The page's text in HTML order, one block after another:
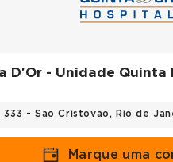
D'Or - Unidade Quinta
333 - Sao Cristovao, Rio de
Marque uma